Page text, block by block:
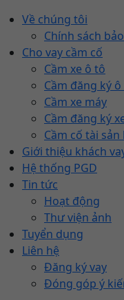
Về chúng tôi
Chính sách
Cho vay cầm cố
Cầm xe ô tô
Cầm đăng ký
Cầm xe máy
Cầm đăng ký
Cầm cố tài sản
Giới thiệu khách
Hệ thống PGD
Tin tức
Hoạt động
Thư viện ảnh
Tuyển dụng
Liên hệ
Đăng ký vay
Đóng góp ý